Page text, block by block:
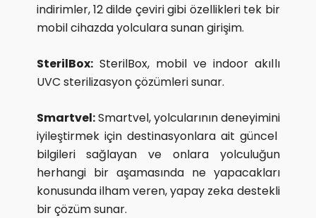
indirimler, 12 dilde çeviri gibi özellikleri tek bir
mobil cihazda yolculara sunan girişim.
SterilBox:SterilBox, mobil ve indoor akıllı
UVC sterilizasyon çözümleri sunar.
Smartvel:Smartvel, yolcularının deneyimini
iyileştirmek için destinasyonlara ait güncel
bilgileri sağlayan ve onlara yolculuğun
herhangi bir aşamasında ne yapacakları
konusunda ilham veren, yapay zeka destekli
bir çözüm sunar.